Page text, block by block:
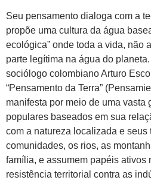
Seu pensamento dialoga com a
propõe uma cultura da água
ecológica” onde toda a vida, não
parte legítima na água do
sociólogo colombiano Arturo
“Pensamento da Terra”
manifesta por meio de uma vasta
populares baseados em sua
com a natureza localizada e seus
comunidades, os rios, as
família, e assumem papéis ativos
resistência territorial contra as